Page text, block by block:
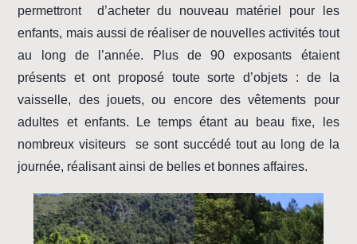
permettront d’acheter du nouveau matériel pour les
enfants, mais aussi de réaliser de nouvelles activités tout
au long de l’année. Plus de 90 exposants étaient
présents et ont proposé toute sorte d’objets : de la
vaisselle, des jouets, ou encore des vêtements pour
adultes et enfants. Le temps étant au beau fixe, les
nombreux visiteurs se sont succédé tout au long de la
journée, réalisant ainsi de belles et bonnes affaires.